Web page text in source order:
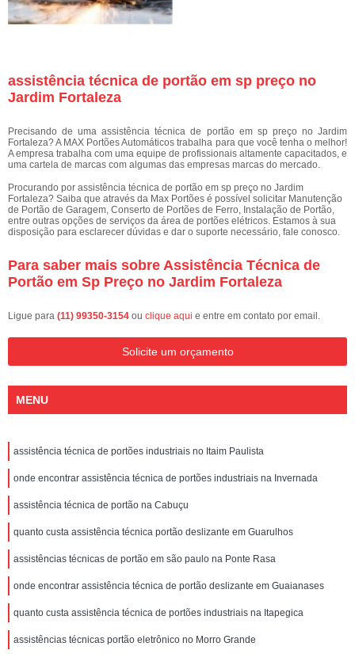
assistência técnica de portão em sp preço no
Jardim Fortaleza
Precisando de uma assistência técnica de portão em sp preço no Jardim
Fortaleza? A MAX Portões Automáticos trabalha para que você tenha o melhor!
A empresa trabalha com uma equipe de profissionais altamente capacitados, e
uma cartela de marcas com algumas das empresas marcas do mercado.
Procurando por assistência técnica de portão em sp preço no Jardim
Fortaleza? Saiba que através da Max Portões é possível solicitar Manutenção
de Portão de Garagem, Conserto de Portões de Ferro, Instalação de Portão,
entre outras opções de serviços da área de portões elétricos. Estamos à sua
disposição para esclarecer dúvidas e dar o suporte necessário, fale conosco.
Para saber mais sobre Assistência Técnica de
Portão em Sp Preço no Jardim Fortaleza
Ligue para (11) 99350-3154 ou clique aqui e entre em contato por email.
Solicite um orçamento
MENU
assistência técnica de portões industriais no Itaim Paulista
onde encontrar assistência técnica de portões industriais na Invernada
assistência técnica de portão na Cabuçu
quanto custa assistência técnica portão deslizante em Guarulhos
assistências técnicas de portão em são paulo na Ponte Rasa
onde encontrar assistência técnica de portão deslizante em Guaianases
quanto custa assistência técnica de portões industriais na Itapegica
assistências técnicas portão eletrônico no Morro Grande